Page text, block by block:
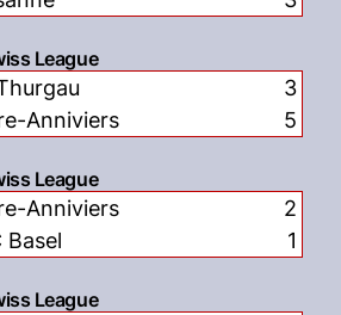
League
Anniviers
3
5
League
Anniviers
Basel
2
1
League